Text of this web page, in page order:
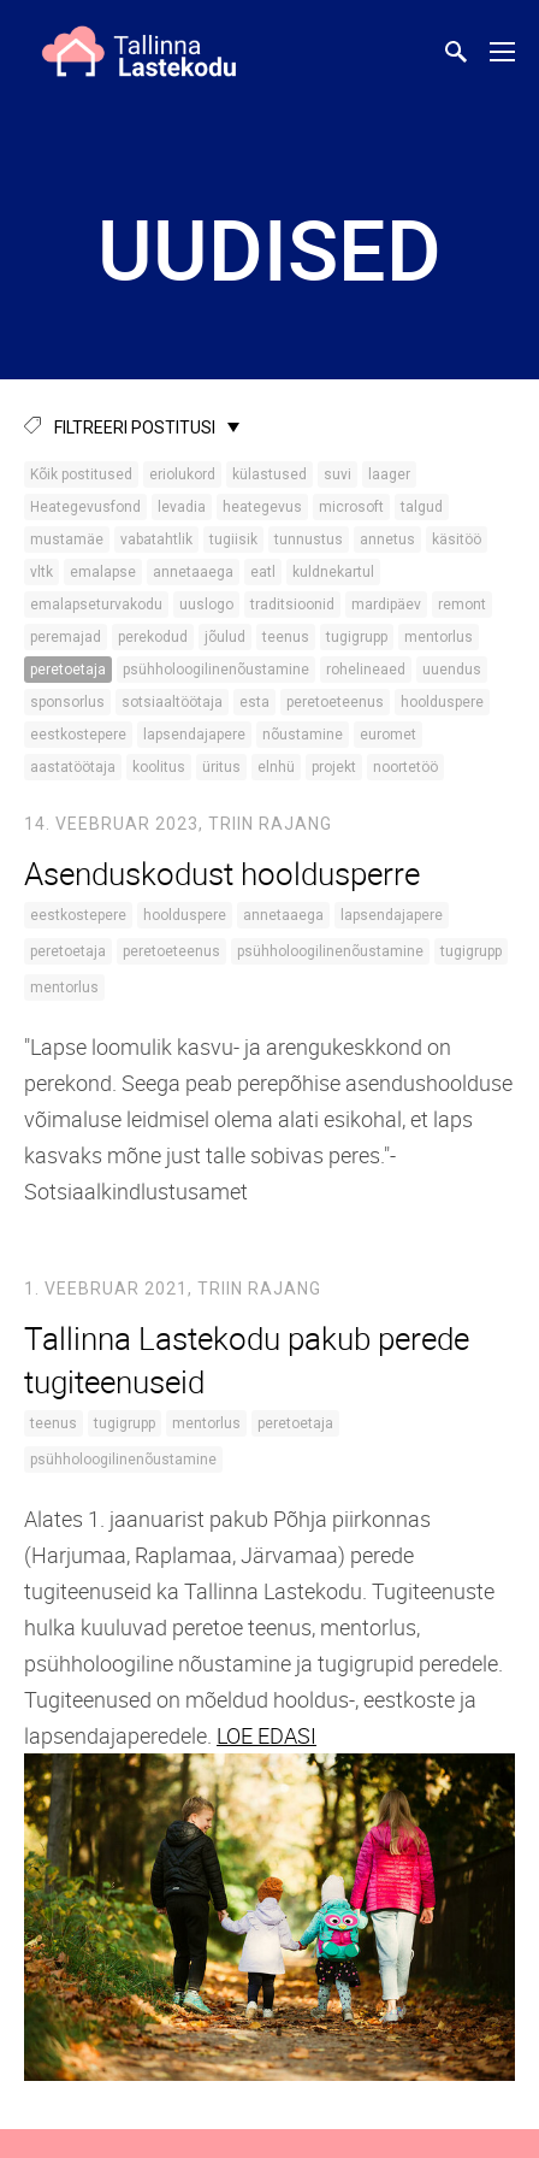
UUDISED
FILTREERI POSTITUSI
Kõik postitused eriolukord külastused suvi
laager
Heategevusfond
levadia heategevus microsoft
talgud
mustamäe
vabatahtlik tugiisik tunnustus annetus
käsitöö
vltk
emalapse annetaaega eatl
kuldnekartul
emalapseturvakodu
uuslogo traditsioonid mardipäev
remont
peremajad
perekodud jõulud teenus tugigrupp
mentorlus
peretoetaja
psühholoogilinenõustamine rohelineaed
uuendus
sponsorlus
sotsiaaltöötaja esta peretoeteenus
hoolduspere
eestkostepere
lapsendajapere nõustamine
euromet
aastatöötaja
koolitus üritus elnhü projekt noortetöö
14. VEEBRUAR 2023, TRIIN RAJANG
Asenduskodust hooldusperre
eestkostepere hoolduspere annetaaega lapsendajapere
peretoetaja peretoeteenus psühholoogilinenõustamine tugigrupp
mentorlus
"Lapse loomulik kasvu- ja arengukeskkond on
perekond. Seega peab perepõhise asendushoolduse
võimaluse leidmisel olema alati esikohal, et laps
kasvaks mõne just talle sobivas peres."-
Sotsiaalkindlustusamet
1. VEEBRUAR 2021, TRIIN RAJANG
Tallinna Lastekodu pakub perede
tugiteenuseid
teenus tugigrupp mentorlus peretoetaja
psühholoogilinenõustamine
Alates 1. jaanuarist pakub Põhja piirkonnas
(Harjumaa, Raplamaa, Järvamaa) perede
tugiteenuseid ka Tallinna Lastekodu. Tugiteenuste
hulka kuuluvad peretoe teenus, mentorlus,
psühholoogiline nõustamine ja tugigrupid peredele.
Tugiteenused on mõeldud hooldus-, eestkoste ja
lapsendajaperedele. LOE EDASI